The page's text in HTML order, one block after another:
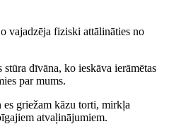
vajadzēja fiziski attālināties no
stūra dīvāna, ko ieskāva ierāmētas
par mums.
griežam kāzu torti, mirkļa
atvaļinājumiem.